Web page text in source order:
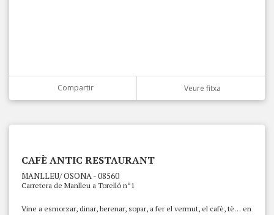
Compartir Veure fitxa
CAFÈ ANTIC RESTAURANT
MANLLEU/ OSONA - 08560
Carretera de Manlleu a Torelló nº1
Vine a esmorzar, dinar, berenar, sopar, a fer el vermut, el cafè, tè… en